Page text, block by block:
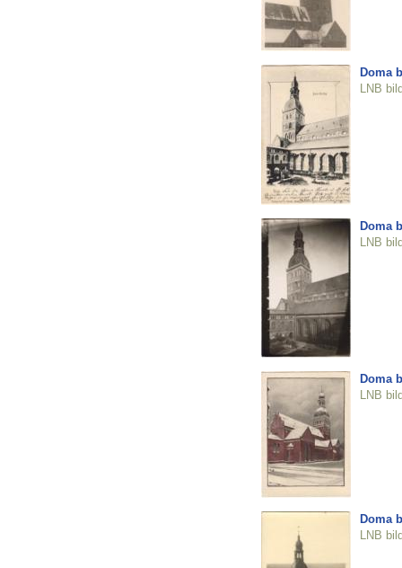
Doma
LNB
Doma
LNB
Doma
LNB
Doma
LNB